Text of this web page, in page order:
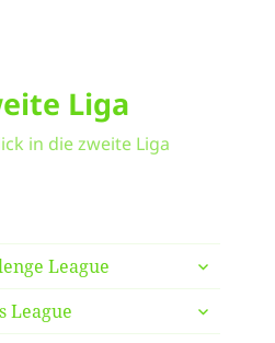
Liga
in die zweite Liga
League
untermenü
anzeigen
League
untermenü
anzeigen